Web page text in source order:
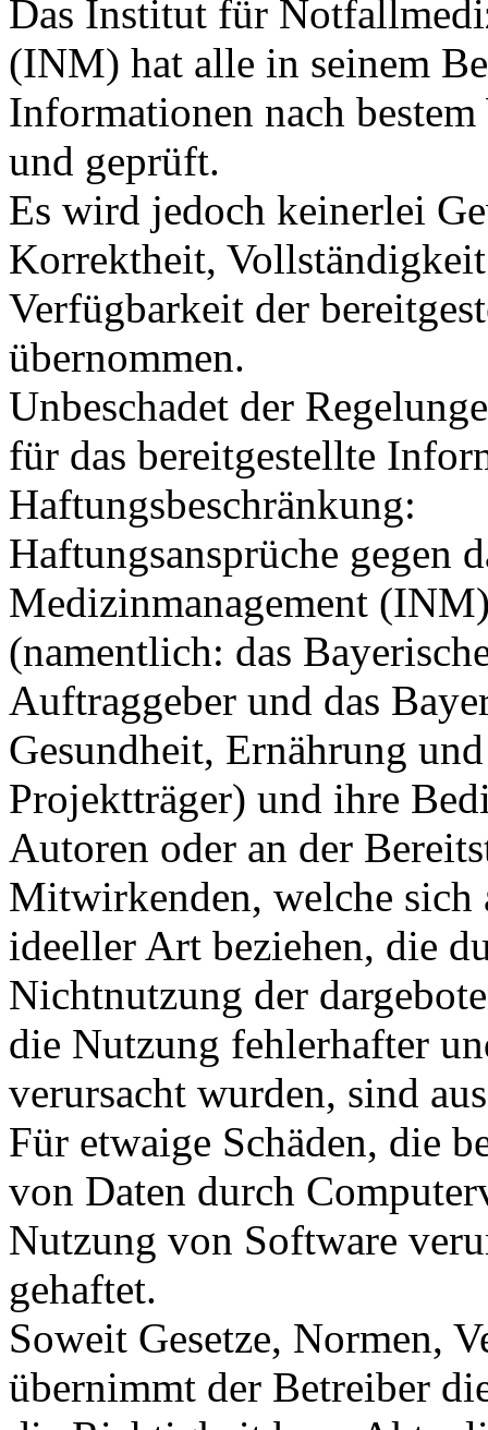
Das Institut für
(INM) hat alle in seinem
Informationen nach
und geprüft.
Es wird jedoch keinerlei
Korrektheit,
Verfügbarkeit der
übernommen.
Unbeschadet der
für das bereitgestellte
Haftungsbeschränkung:
Haftungsansprüche
Medizinmanagement
(namentlich: das
Auftraggeber und das
Gesundheit, Ernährung
Projektträger) und ihre
Autoren oder an der
Mitwirkenden, welche sich
ideeller Art beziehen, die
Nichtnutzung der
die Nutzung fehlerhafter
verursacht wurden, sind
Für etwaige Schäden, die
von Daten durch
Nutzung von Software
gehaftet.
Soweit Gesetze, Normen,
übernimmt der Betreiber